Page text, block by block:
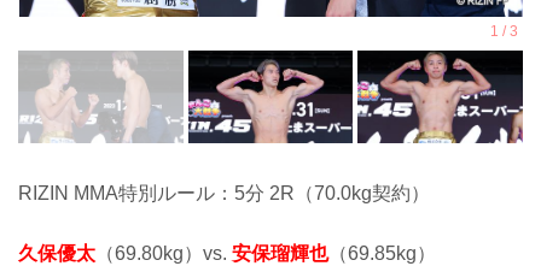
RIZIN MMA特別ルール：5分 2R（70.0kg契約）
久保優太 （69.80kg）vs. 安保瑠輝也（69.85kg）